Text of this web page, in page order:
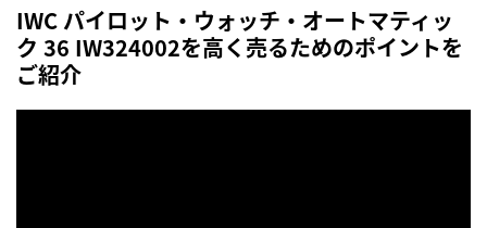
IWC パイロット・ウォッチ・オートマティッ
ク 36 IW324002を高く売るためのポイントを
ご紹介